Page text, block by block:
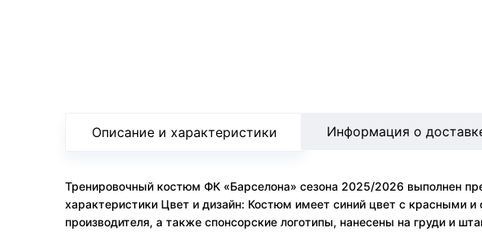
Описание и характеристики
Тренировочный костюм ФК «Барселона» сезона 2025/2026 выполнен
характеристики Цвет и дизайн: Костюм имеет синий цвет с
производителя, а также спонсорские логотипы, нанесены на груди и
Информация о